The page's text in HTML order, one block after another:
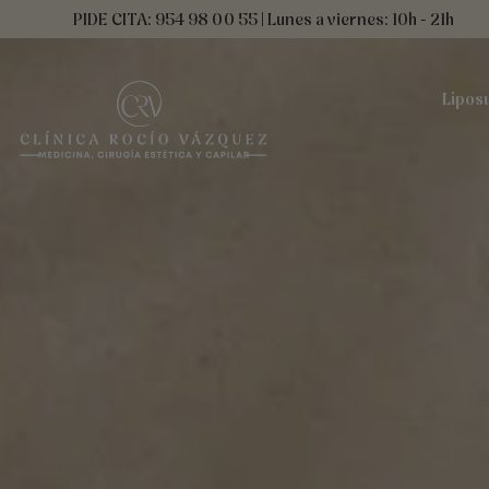
contenido
al
PIDE CITA: 954 98 00 55 | Lunes a viernes: 10h - 21h